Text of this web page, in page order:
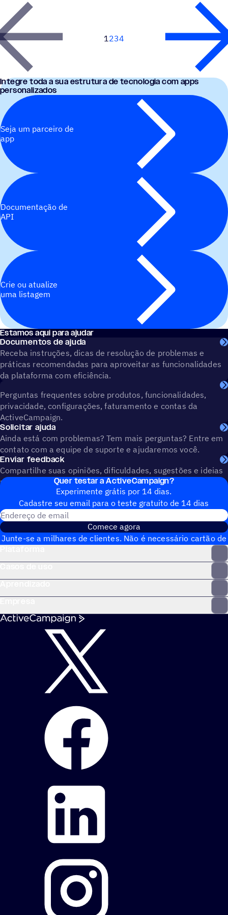
1 234Next
Integre toda a sua estrutura de tecnologia com apps
personalizados
Seja um parceiro de
app
Documentação de
API
Crie ou atualize
uma listagem
Estamos aqui para ajudar
Documentos de ajuda
Receba instruções, dicas de resolução de problemas e
práticas recomendadas para aproveitar as funcionalidades
da plataforma com eficiência.
Perguntas frequentes sobre produtos, funcionalidades,
privacidade, configurações, faturamento e contas da
ActiveCampaign.
Solicitar ajuda
Ainda está com problemas? Tem mais perguntas? Entre em
contato com a equipe de suporte e ajudaremos você.
Enviar feedback
Compartilhe suas opiniões, dificuldades, sugestões e ideias
para ajudar a construir o futuro da ActiveCampaign.
Quer testar a ActiveCampaign?
Experimente grátis por 14 dias.
Cadastre seu email para o teste gratuito de 14 dias
Comece agora
Junte-se a milhares de clientes. Não é necessário cartão de